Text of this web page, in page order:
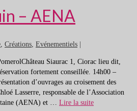
– AENA
, Créations, Evénementiels
Siaurac 1, Ciorac lieu dit,
fortement conseillée. 14h00 –
d’ouvrages au croisement des
Lasserre, responsable de l’Association
(AENA) et … Lire la suite